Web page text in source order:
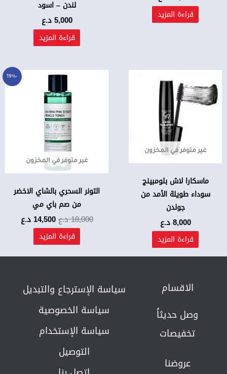
قراءة المزيد
لندن – اسود
5,000د.ع
قراءة المزيد
غير متوفر في المخزون
ماسكارا لاش بلومبينج
سوداء طويلة الأمد من
جولدن
8,000د.ع
قراءة المزيد
-19%
غير متوفر في المخزون
التونر السحري بالشاي الاخضر
من صم باي مي
18,000د.ع
السعر
هو:
18,000 د.ع.
14,500 د.ع
السعر
الحالي
قراءة المزيد
الاقسام
وصل حديثاً
تخفيصات
عروضنا
سياسة الإسترجاع والتبديل​
سياسة الخصوصية
سياسة الإستخدام
التوصيل